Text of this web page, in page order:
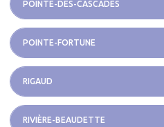
POINTE-DES-CASCADES
POINTE-FORTUNE
RIGAUD
RIVIÈRE-BEAUDETTE